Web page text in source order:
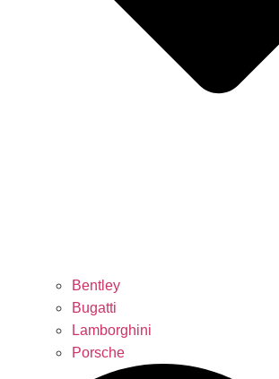
Bentley
Bugatti
Lamborghini
Porsche